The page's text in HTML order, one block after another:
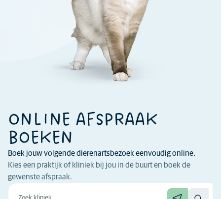
ONLINE AFSPRAAK
BOEKEN
Boek jouw volgende dierenartsbezoek eenvoudig online.
Kies een praktijk of kliniek bij jou in de buurt en boek de
gewenste afspraak.